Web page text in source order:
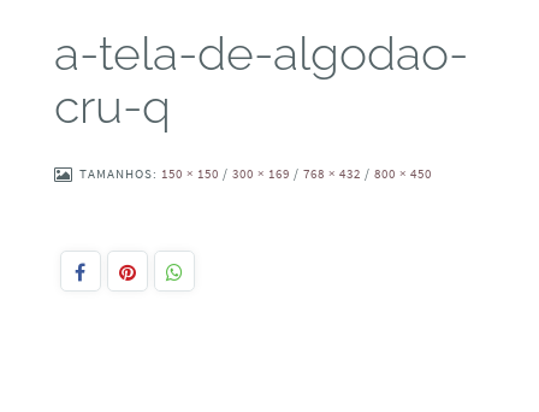
a-tela-de-algodao-
cru-q
TAMANHOS: 150 × 150 / 300 × 169 / 768 × 432 / 800 × 450